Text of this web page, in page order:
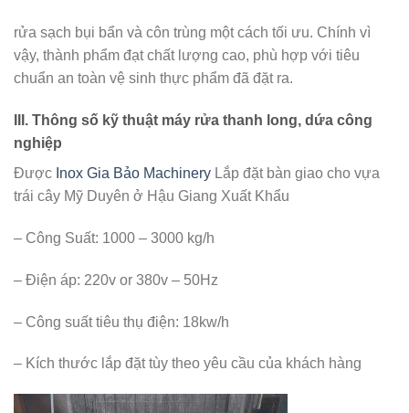
rửa sạch bụi bẩn và côn trùng một cách tối ưu. Chính vì
vậy, thành phẩm đạt chất lượng cao, phù hợp với tiêu
chuẩn an toàn vệ sinh thực phẩm đã đặt ra.
III. Thông số kỹ thuật máy rửa thanh long, dứa công
nghiệp
Được Inox Gia Bảo Machinery Lắp đặt bàn giao cho vựa
trái cây Mỹ Duyên ở Hậu Giang Xuất Khẩu
– Công Suất: 1000 – 3000 kg/h
– Điện áp: 220v or 380v – 50Hz
– Công suất tiêu thụ điện: 18kw/h
– Kích thước lắp đặt tùy theo yêu cầu của khách hàng